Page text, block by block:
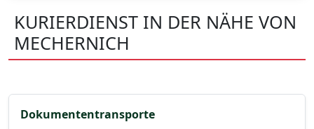
KURIERDIENST IN DER NÄHE VON
MECHERNICH
Dokumententransporte